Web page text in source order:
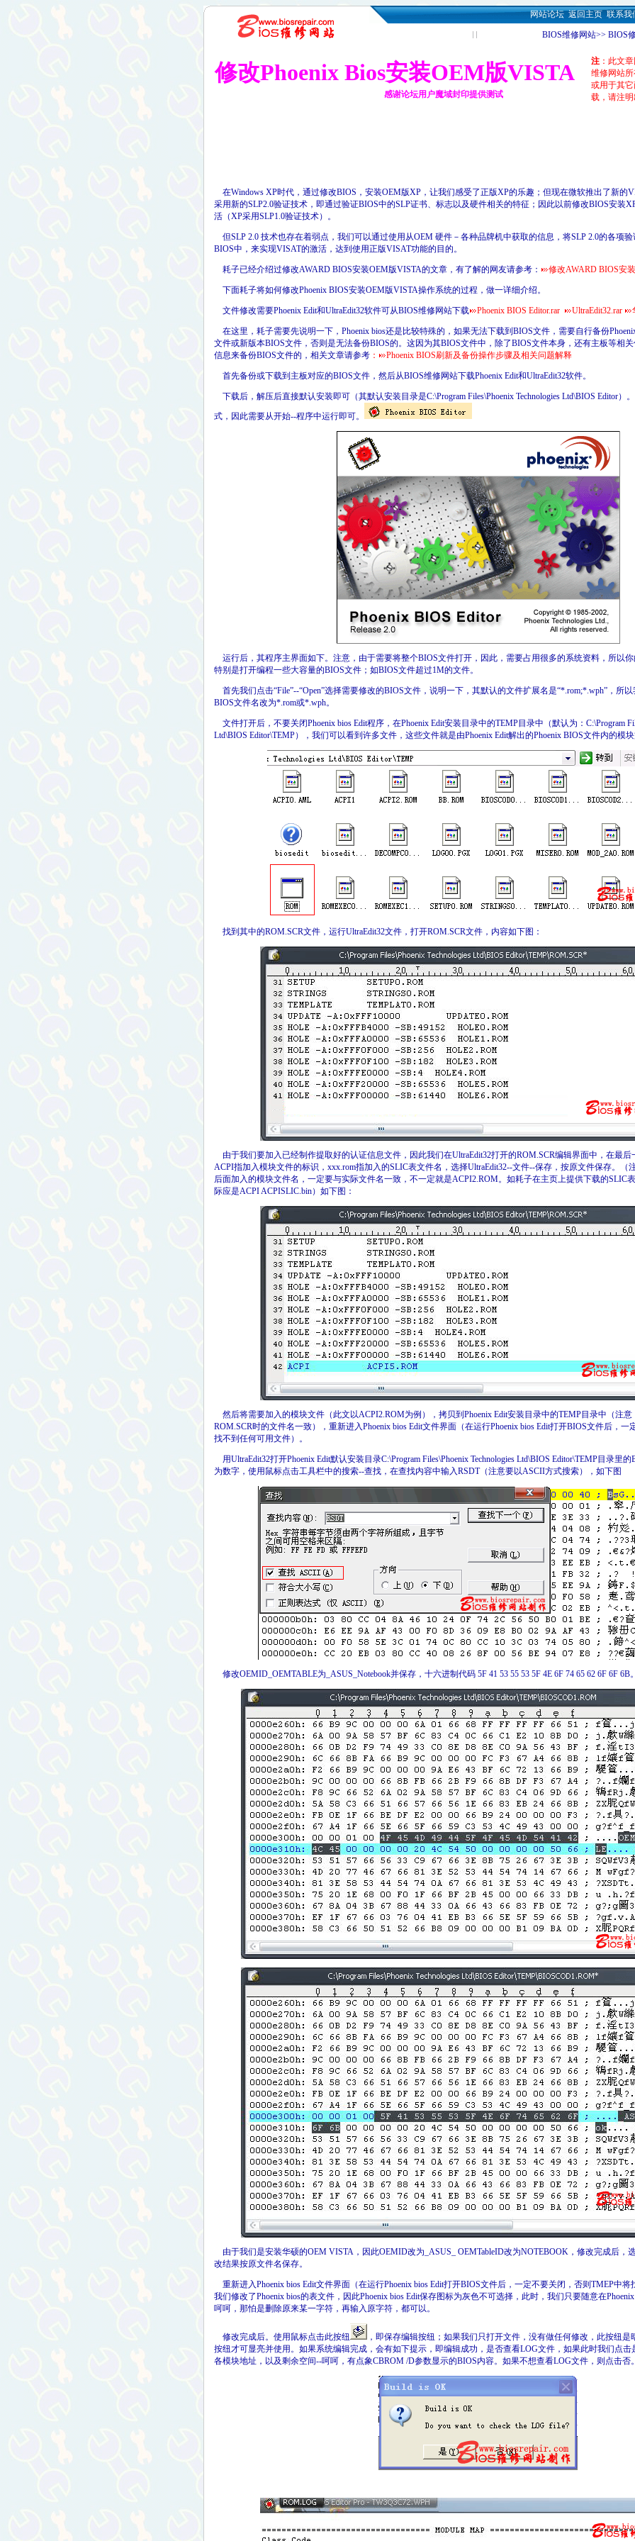
网站论坛 返回主页 联系我
BIOS维修网站>> BIOS修
修改Phoenix Bios安装OEM版VISTA
感谢论坛用户魔域封印提供测试
注 ：此文
维修网站
或用于其
载，请注
在Windows XP时代，通过修改BIOS，安装OEM版XP，让我们感受了正版XP的乐趣；但现在微软推出了新的
采用新的SLP2.0验证技术，即通过验证BIOS中的SLP证书、标志以及硬件相关的特征；因此以前修改BIOS安装
活（XP采用SLP1.0验证技术）。
但SLP 2.0 技术也存在着弱点，我们可以通过使用从OEM 硬件－各种品牌机中获取的信息，将SLP 2.0的各项
BIOS中，来实现VISAT的激活，达到使用正版VISAT功能的目的。
耗子已经介绍过修改AWARD BIOS安装OEM版VISTA的文章，有了解的网友请参考： 修改AWARD BIOS安
下面耗子将如何修改Phoenix BIOS安装OEM版VISTA操作系统的过程，做一详细介绍。
文件修改需要Phoenix Edit和UltraEdit32软件可从BIOS维修网站下载 Phoenix BIOS Editor.rar UltraEdit32.rar
在这里，耗子需要先说明一下，Phoenix bios还是比较特殊的，如果无法下载到BIOS文件，需要自行备份
文件或新版本BIOS文件，否则是无法备份BIOS的。这因为其BIOS文件中，除了BIOS文件本身，还有主板等相
信息来备份BIOS文件的，相关文章请参考 ： Phoenix BIOS刷新及备份操作步骤及相关问题解释
首先备份或下载到主板对应的BIOS文件，然后从BIOS维修网站下载Phoenix Edit和UltraEdit32软件。
下载后，解压后直接默认安装即可（其默认安装目录是C:\Program Files\Phoenix Technologies Ltd\BIOS Editor）
式，因此需要从开始--程序中运行即可。
运行后，其程序主界面如下。注意，由于需要将整个BIOS文件打开，因此，需要占用很多的系统资料，所以
特别是打开编程一些大容量的BIOS文件；如BIOS文件超过1M的文件。
首先我们点击“File”--“Open”选择需要修改的BIOS文件，说明一下，其默认的文件扩展名是“*.rom;*.wph”，所
BIOS文件名改为*.rom或*.wph。
文件打开后，不要关闭Phoenix bios Edit程序，在Phoenix Edit安装目录中的TEMP目录中（默认为：C:\Program
Ltd\BIOS Editor\TEMP），我们可以看到许多文件，这些文件就是由Phoenix Edit解出的Phoenix BIOS文件内的模
找到其中的ROM.SCR文件，运行UltraEdit32文件，打开ROM.SCR文件，内容如下图：
由于我们要加入已经制作提取好的认证信息文件，因此我们在UltraEdit32打开的ROM.SCR编辑界面中，在最后
ACPI指加入模块文件的标识，xxx.rom指加入的SLIC表文件名，选择UltraEdit32--文件--保存，按原文件保存。（
后面加入的模块文件名，一定要与实际文件名一致，不一定就是ACPI2.ROM。如耗子在主页上提供下载的SLIC
际应是ACPI ACPISLIC.bin）如下图：
然后将需要加入的模块文件（此文以ACPI2.ROM为例），拷贝到Phoenix Edit安装目录中的TEMP目录中（注
ROM.SCR时的文件名一致），重新进入Phoenix bios Edit文件界面（在运行Phoenix bios Edit打开BIOS文件后，
找不到任何可用文件）。
用UltraEdit32打开Phoenix Edit默认安装目录C:\Program Files\Phoenix Technologies Ltd\BIOS Editor\TEMP目录里
为数字，使用鼠标点击工具栏中的搜索--查找，在查找内容中输入RSDT（注意要以ASCII方式搜索），如下图
修改OEMID_OEMTABLE为_ASUS_Notebook并保存，十六进制代码 5F 41 53 55 53 5F 4E 6F 74 65 62 6F 6F 6B
由于我们是安装华硕的OEM VISTA，因此OEMID改为_ASUS_ OEMTableID改为NOTEBOOK，修改完成后，
改结果按原文件名保存。
重新进入Phoenix bios Edit文件界面（在运行Phoenix bios Edit打开BIOS文件后，一定不要关闭，否则TMEP中
我们修改了Phoenix bios的表文件，因此Phoenix bios Edit保存图标为灰色不可选择，此时，我们只要随意在
呵呵，那怕是删除原来某一字符，再输入原字符，都可以。
修改完成后。使用鼠标点击此按纽
，即保存编辑按纽；如果我们只打开文件，没有做任何修改，此按纽
按纽才可显亮并使用。如果系统编辑完成，会有如下提示，即编辑成功，是否查看LOG文件，如果此时我们点
各模块地址，以及剩余空间--呵呵，有点象CBROM /D参数显示的BIOS内容。如果不想查看LOG文件，则点击